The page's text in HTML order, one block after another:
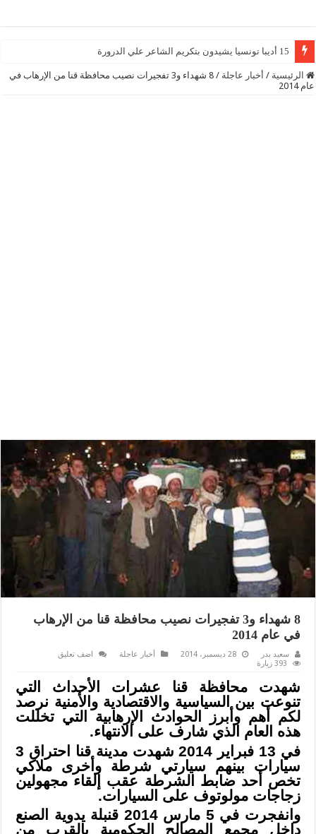
15 أديبا تونسيا يشيدون بتكريم الشاعر علي الدرورة
الرئيسية / أخبار عاجلة /
8 شهداء و3 تفجيرات نصيب محافظة قنا من الإرهاب في
عام 2014
8 شهداء و3 تفجيرات نصيب محافظة قنا من الإرهاب
في عام 2014
سعيد بدر 28 ديسمبر، 2014 أخبار عاجلة
اضف تعليق
393 زيارة
شهدت محافظة قنا عشرات الأحداث التي
تنوعت بين السياسية والاقتصادية والأمنية نرصد
لكم أهم وأبرز الحوادث الإرهابية التي تخللت
هذه العام الذي شارف على الانتهاء.
في 13 فبراير 2014 شهدت مدينة قنا احتراق 3
سيارات بينهم سيارتي شرطة وأخرى ملاكي
تخص أحد ضابط الشرطة عقب إلقاء مجهولين
زجاجات مولوتوف على السيارات.
وانفجرت في 5 مارس 2014 قنبلة يدوية الصنع
داخل مجمع المصالح الحكومية بالقرب من